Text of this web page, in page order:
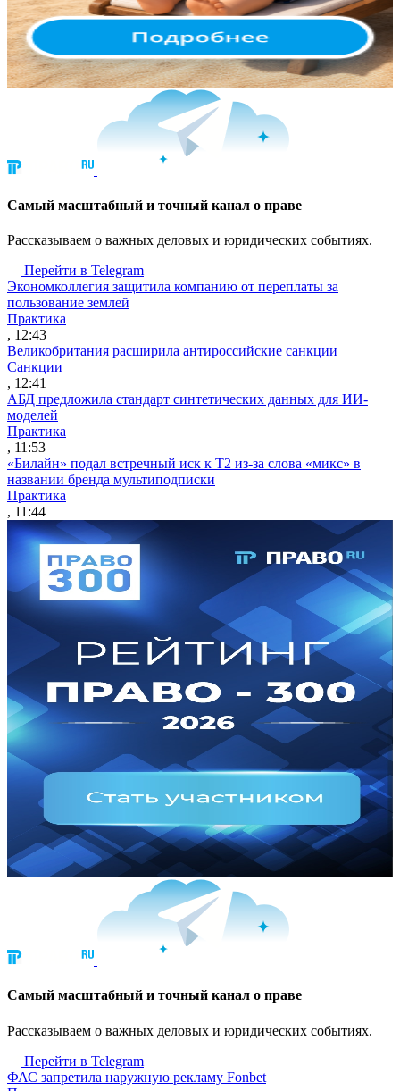
Cамый масштабный и точный канал о праве
Рассказываем о важных деловых и юридических событиях.
Перейти в Telegram
Экономколлегия защитила компанию от переплаты за
пользование землей
Практика
, 12:43
Великобритания расширила антироссийские санкции
Санкции
, 12:41
АБД предложила стандарт синтетических данных для ИИ-
моделей
Практика
, 11:53
«Билайн» подал встречный иск к Т2 из-за слова «микс» в
названии бренда мультиподписки
Практика
, 11:44
Cамый масштабный и точный канал о праве
Рассказываем о важных деловых и юридических событиях.
Перейти в Telegram
ФАС запретила наружную рекламу Fonbet